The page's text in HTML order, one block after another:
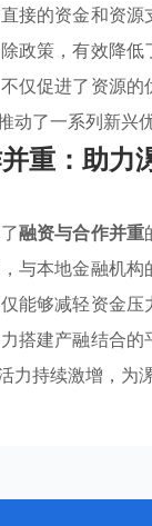
接的资金和资
政策，有效降
仅促进了资源
动了一系列新兴
重：助力
融资与合作并重
与本地金融机
能够减轻资金
搭建产融结合
力持续激增，为